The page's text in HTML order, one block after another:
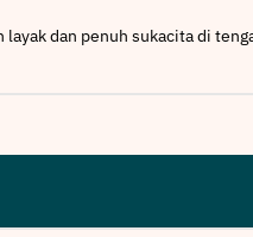
dan penuh sukacita di